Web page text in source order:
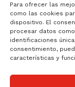
Para ofrecer las
como las cookies
dispositivo. El
procesar datos
identificaciones
consentimiento,
características y